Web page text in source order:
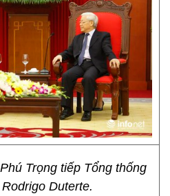
Trọng tiếp Tổng thống
Duterte.